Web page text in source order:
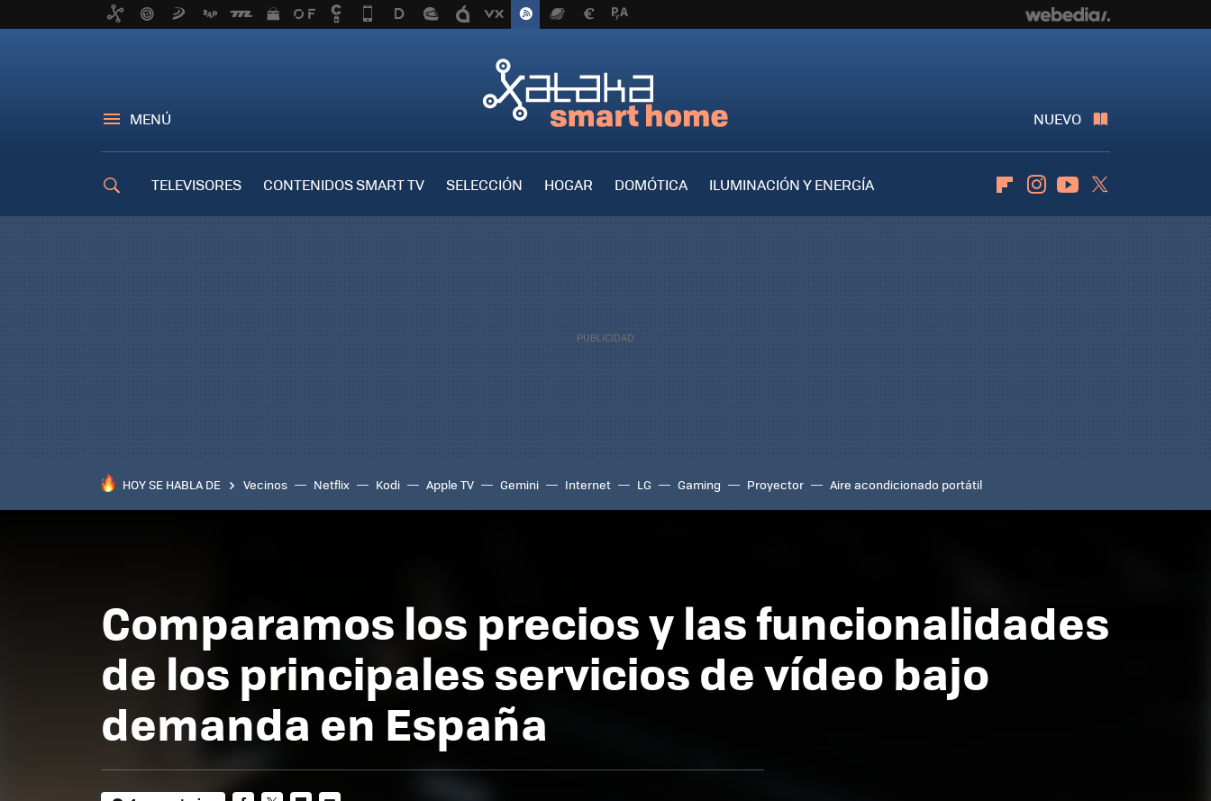
MENÚ NUEVO
TELEVISORES CONTENIDOS SMART TV SELECCIÓN HOGAR DOMÓTICA
ILUMINACIÓN Y ENERGÍA
FlipboardInstagramYoutube
HOY SE HABLA DE Vecinos Netflix Kodi Apple TV Gemini Internet LG Gaming Proyector Aire acondicionado portátil
Comparamos los precios y las funcionalidades
de los principales servicios de vídeo bajo
demanda en España